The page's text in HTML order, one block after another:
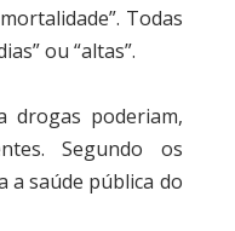
Todas
ou “altas”.
drogas poderiam,
Segundo os
a saúde pública do